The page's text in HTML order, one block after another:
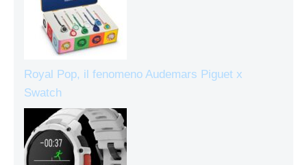
Royal Pop, il fenomeno Audemars Piguet x
Swatch